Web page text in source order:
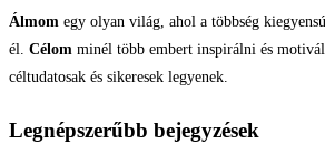
Álmom egy olyan világ, ahol a többség
él. Célom minél több embert inspirálni és
céltudatosak és sikeresek legyenek.
Legnépszerűbb bejegyzések